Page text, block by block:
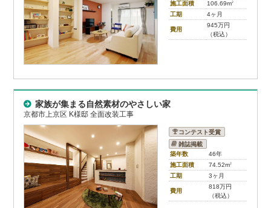
施工面積
106.69m2
工期 4ヶ月
費用
945万円
（税込）
家族が集まる自然素材のやさしい家
京都市上京区 K様邸 全面改装工事
コンテスト受賞
雑誌掲載
築年数
46年
施工面積
74.52m2
工期 3ヶ月
費用
818万円
（税込）